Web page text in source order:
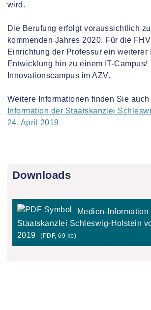
wird.
Die Berufung erfolgt voraussichtlich
kommenden Jahres 2020. Für die
Einrichtung der Professur ein weiterer
Entwicklung hin zu einem IT-Campus/
Innovationscampus im AZV.
Weitere Informationen finden Sie auch
Information der Staatskanzlei
24. April 2019
Downloads
Medien-Information
Staatskanzlei Schleswig-Holstein
2019
(PDF, 69 kb)